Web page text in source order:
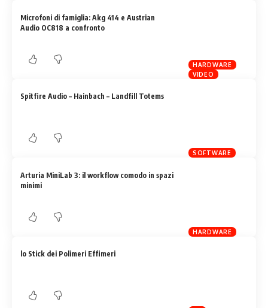
HARDWARE
VIDEO
Microfoni di famiglia: Akg 414 e Austrian
Audio OC818 a confronto
SOFTWARE
Spitfire Audio – Hainbach – Landfill Totems
HARDWARE
Arturia MiniLab 3: il workflow comodo in spazi
minimi
lo Stick dei Polimeri Effimeri